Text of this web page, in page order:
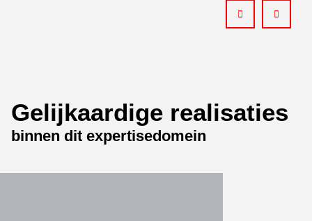
Gelijkaardige realisaties
binnen dit expertisedomein